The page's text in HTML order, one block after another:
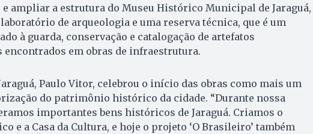
e ampliar a estrutura do Museu Histórico Municipal de Jaraguá,
de arqueologia e uma reserva técnica, que é um
à guarda, conservação e catalogação de artefatos
encontrados em obras de infraestrutura.
Paulo Vitor, celebrou o início das obras como mais um
do patrimônio histórico da cidade. “Durante nossa
importantes bens históricos de Jaraguá. Criamos o
e a Casa da Cultura, e hoje o projeto ‘O Brasileiro’ também